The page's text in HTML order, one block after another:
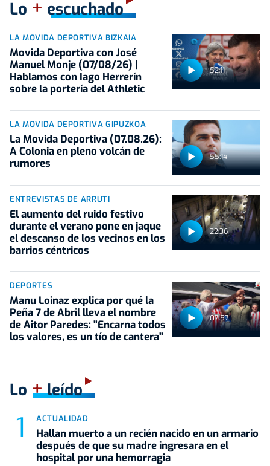
Lo + escuchado
52:11
LA MOVIDA DEPORTIVA BIZKAIA
Movida Deportiva con José
Manuel Monje (07/08/26) |
Hablamos con Iago Herrerín
sobre la portería del Athletic
55:14
LA MOVIDA DEPORTIVA GIPUZKOA
La Movida Deportiva (07.08.26):
A Colonia en pleno volcán de
rumores
22:36
ENTREVISTAS DE ARRUTI
El aumento del ruido festivo
durante el verano pone en jaque
el descanso de los vecinos en los
barrios céntricos
07:57
DEPORTES
Manu Loinaz explica por qué la
Peña 7 de Abril lleva el nombre
de Aitor Paredes: "Encarna todos
los valores, es un tío de cantera"
Lo +leído
ACTUALIDAD
Hallan muerto a un recién nacido en un armario
después de que su madre ingresara en el
hospital por una hemorragia